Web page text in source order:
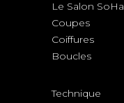
Le Salon SoHa
Coupes
Coiffures
Boucles
Technique